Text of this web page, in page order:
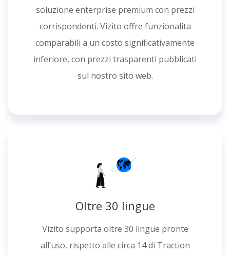
soluzione enterprise premium con prezzi
corrispondenti. Vizito offre funzionalita
comparabili a un costo significativamente
inferiore, con prezzi trasparenti pubblicati
sul nostro sito web.
Oltre 30 lingue
Vizito supporta oltre 30 lingue pronte
all’uso, rispetto alle circa 14 di Traction